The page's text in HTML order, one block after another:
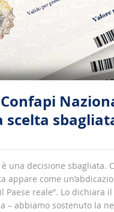
è una decisione sbagliata.
appare come
reale”. Lo dichiara
– abbiamo sostenuto la